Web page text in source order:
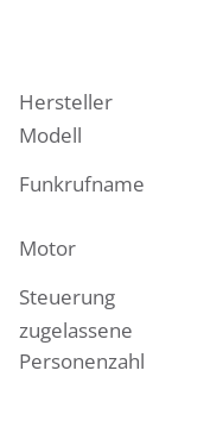
Hersteller
Modell
Funkrufname
Motor
Steuerung
zugelassene
Personenzahl